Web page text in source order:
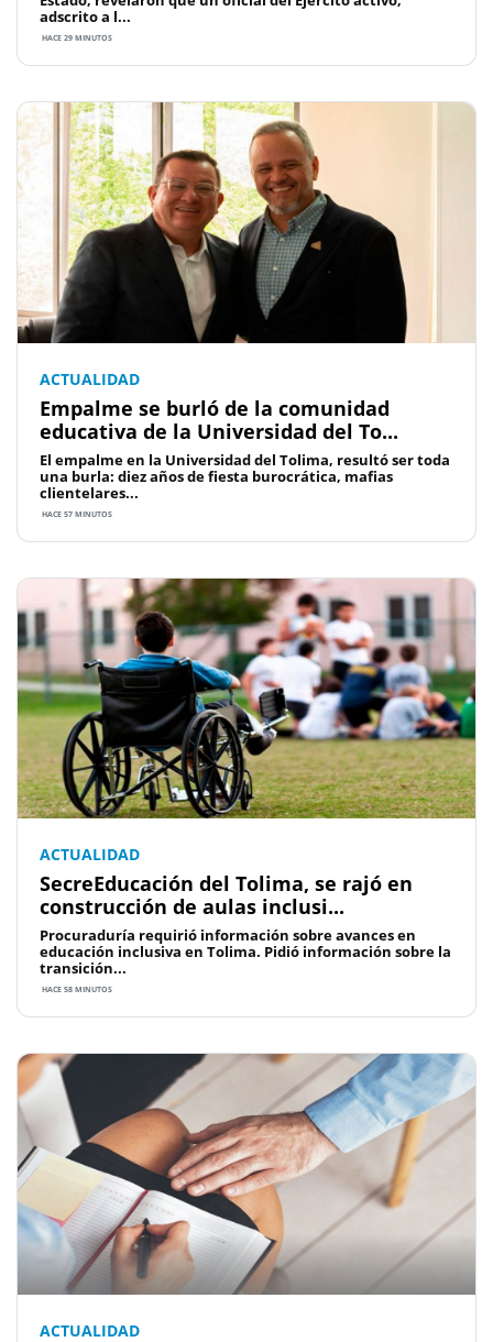
adscrito a l...
HACE 29 MINUTOS
ACTUALIDAD
Empalme se burló de la comunidad
educativa de la Universidad del To...
El empalme en la Universidad del Tolima, resultó ser toda
una burla: diez años de fiesta burocrática, mafias
clientelares...
HACE 57 MINUTOS
ACTUALIDAD
SecreEducación del Tolima, se rajó en
construcción de aulas inclusi...
Procuraduría requirió información sobre avances en
educación inclusiva en Tolima. ​​Pidió información sobre la
transición...
HACE 58 MINUTOS
ACTUALIDAD